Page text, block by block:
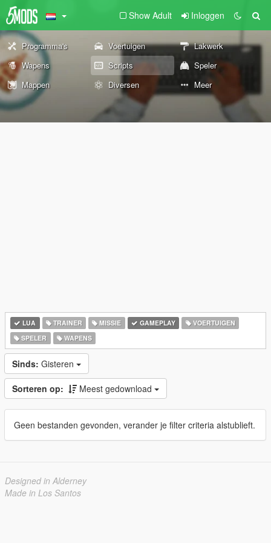
Show Adult Inloggen
Programma's Voertuigen
Lakwerk
Wapens
Scripts
Speler
Mappen
Diversen Meer
LUA TRAINER MISSIE GAMEPLAY
VOERTUIGEN
SPELER
WAPENS
Sinds: Gisteren
Sorteren op: Meest gedownload
Geen bestanden gevonden, verander je filter criteria alstublieft.
Designed in Alderney
Made in Los Santos